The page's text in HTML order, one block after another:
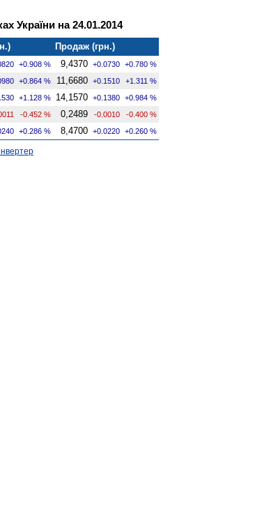
України на 24.01.2014
Продаж (грн.)
+0.908 % 9,4370 +0.0730 +0.780 %
+0.864 % 11,6680 +0.1510 +1.311 %
+1.128 % 14,1570 +0.1380 +0.984 %
-0.452 % 0,2489 -0.0010 -0.400 %
+0.286 % 8,4700 +0.0220 +0.260 %